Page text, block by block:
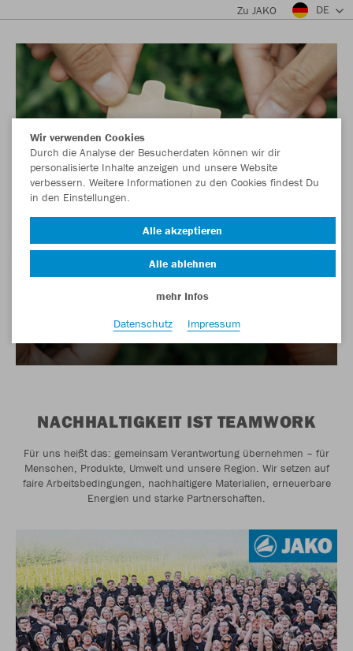
Zu JAKO DE
NACHHALTIGKEIT IST TEAMWORK
Für uns heißt das: gemeinsam Verantwortung übernehmen – für
Menschen, Produkte, Umwelt und unsere Region. Wir setzen auf
faire Arbeitsbedingungen, nachhaltigere Materialien, erneuerbare
Energien und starke Partnerschaften.
Wir verwenden Cookies
Durch die Analyse der Besucherdaten können wir dir
personalisierte Inhalte anzeigen und unsere Website
verbessern. Weitere Informationen zu den Cookies findest Du
in den Einstellungen.
Alle akzeptieren
Alle ablehnen
mehr Infos
Datenschutz
Impressum